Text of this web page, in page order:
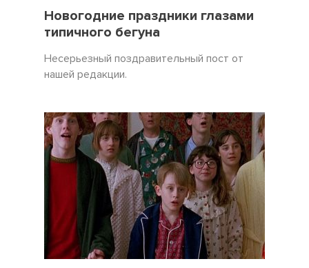
Новогодние праздники глазами
типичного бегуна
Несерьезный поздравительный пост от
нашей редакции.